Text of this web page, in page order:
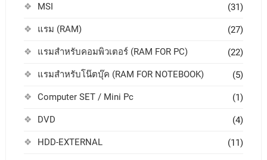
MSI (31)
แรม (RAM) (27)
แรมสำหรับคอมพิวเตอร์ (RAM FOR PC) (22)
แรมสำหรับโน๊ตบุ๊ค (RAM FOR NOTEBOOK) (5)
Computer SET / Mini Pc (1)
DVD (4)
HDD-EXTERNAL (11)